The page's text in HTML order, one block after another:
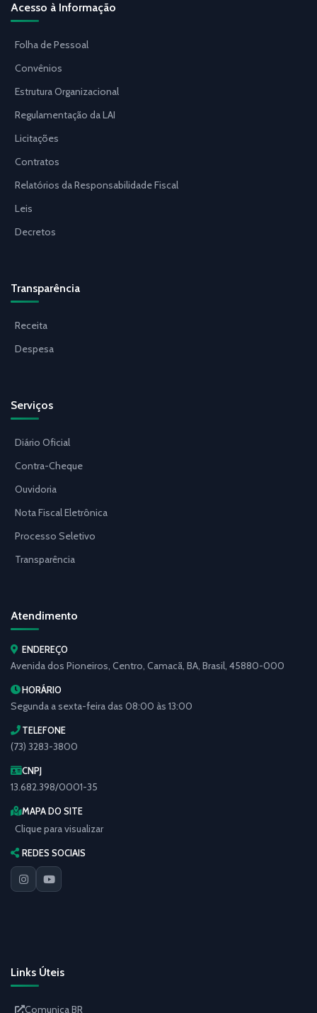
Acesso à Informação
Folha de Pessoal
Convênios
Estrutura Organizacional
Regulamentação da LAI
Licitações
Contratos
Relatórios da Responsabilidade Fiscal
Leis
Decretos
Transparência
Receita
Despesa
Serviços
Diário Oficial
Contra-Cheque
Ouvidoria
Nota Fiscal Eletrônica
Processo Seletivo
Transparência
Atendimento
ENDEREÇO
Avenida dos Pioneiros, Centro, Camacã, BA, Brasil, 45880-000
HORÁRIO
Segunda a sexta-feira das 08:00 às 13:00
TELEFONE
(73) 3283-3800
CNPJ
13.682.398/0001-35
MAPA DO SITE
Clique para visualizar
REDES SOCIAIS
Links Úteis
Comunica BR